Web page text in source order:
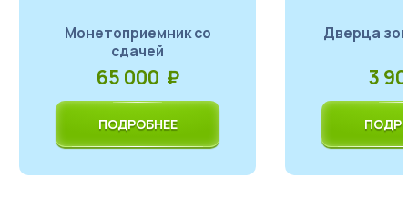
Монетоприемник со
сдачей
65 000 ₽
ПОДРОБНЕЕ
Дверца
3